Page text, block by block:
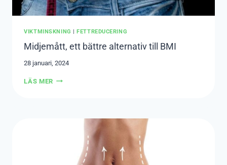
VIKTMINSKNING |FETTREDUCERING
Midjemått, ett bättre alternativ till BMI
28 januari, 2024
LÄS MERMIDJEMÅTT,